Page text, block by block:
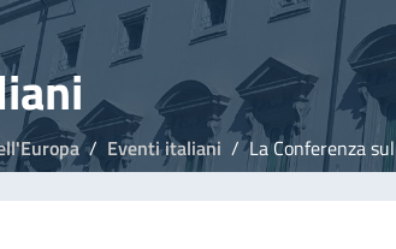
Eventi italiani La Conferenza sul